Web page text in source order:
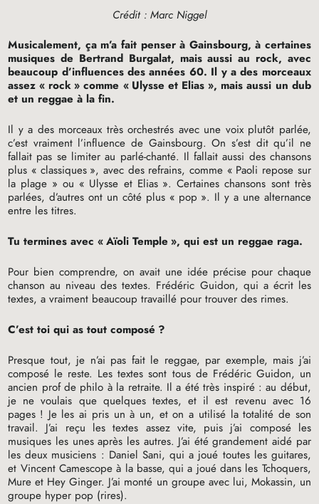
Crédit : Marc Niggel
Musicalement, ça m’a fait penser à Gainsbourg, à certaines
musiques de Bertrand Burgalat, mais aussi au rock, avec
beaucoup d’influences des années 60. Il y a des morceaux
assez « rock» comme « Ulysse et Elias », mais aussi un dub
et un reggae à la fin.
Il y a des morceaux très orchestrés avec une voix plutôt parlée,
c’est vraiment l’influence de Gainsbourg. On s’est dit qu’il ne
fallait pas se limiter au parlé-chanté. Il fallait aussi des chansons
plus « classiques », avec des refrains, comme « Paoli repose sur
la plage » ou « Ulysse et Elias ». Certaines chansons sont très
parlées, d’autres ont un côté plus « pop ». Il y a une alternance
entre les titres.
Tu termines avec «Aïoli Temple», qui est un reggae raga.
Pour bien comprendre, on avait une idée précise pour chaque
chanson au niveau des textes. Frédéric Guidon, qui a écrit les
textes, a vraiment beaucoup travaillé pour trouver des rimes.
C’est toi qui as tout composé ?
Presque tout, je n’ai pas fait le reggae, par exemple, mais j’ai
composé le reste. Les textes sont tous de Frédéric Guidon, un
ancien prof de philo à la retraite. Il a été très inspiré : au début,
je ne voulais que quelques textes, et il est revenu avec 16
pages ! Je les ai pris un à un, et on a utilisé la totalité de son
travail. J’ai reçu les textes assez vite, puis j’ai composé les
musiques les unes après les autres. J’ai été grandement aidé par
les deux musiciens : Daniel Sani, qui a joué toutes les guitares,
et Vincent Camescope à la basse, qui a joué dans les Tchoquers,
Mure et Hey Ginger. J’ai monté un groupe avec lui, Mokassin, un
groupe hyper pop (rires).